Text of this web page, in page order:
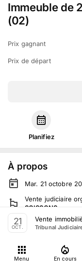
Immeuble de
(02)
Prix gagnant
Prix de départ
Planifiez
À propos
Mar. 21 octobre
Vente judiciaire
SOISSONS
En salle : 76 rue
21
OCT.
Vente
Tribunal
Menu En cours